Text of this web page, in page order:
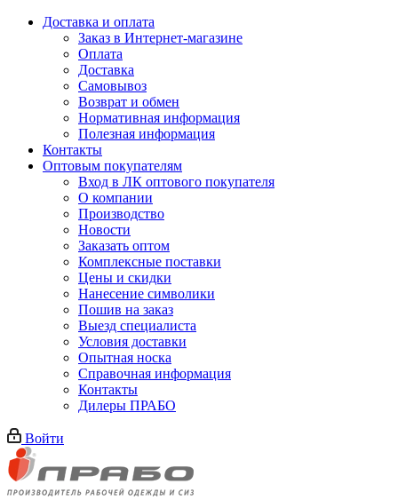
Доставка и оплата
Заказ в Интернет-магазине
Оплата
Доставка
Самовывоз
Возврат и обмен
Нормативная информация
Полезная информация
Контакты
Оптовым покупателям
Вход в ЛК оптового покупателя
О компании
Производство
Новости
Заказать оптом
Комплексные поставки
Цены и скидки
Нанесение символики
Пошив на заказ
Выезд специалиста
Условия доставки
Опытная носка
Справочная информация
Контакты
Дилеры ПРАБО
Войти